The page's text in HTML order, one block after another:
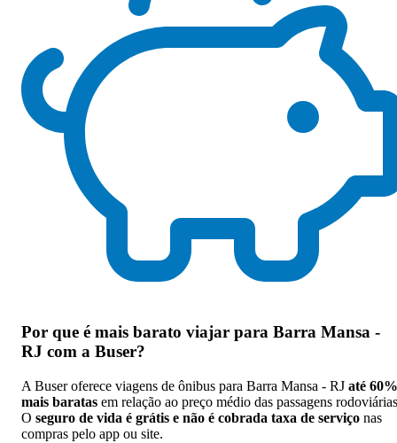
Por que é mais barato viajar para Barra Mansa -
RJ com a Buser?
A Buser oferece viagens de ônibus para Barra Mansa - RJ até 60%
mais baratas em relação ao preço médio das passagens
O seguro de vida é grátis e não é cobrada taxa de serviço nas
compras pelo app ou site.